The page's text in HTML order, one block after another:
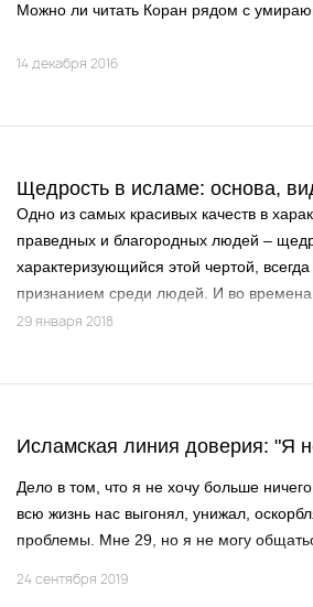
Можно ли читать Коран рядом с
14 декабря 2016
Щедрость в исламе: основа,
Одно из самых красивых качеств в
праведных и благородных людей –
характеризующийся этой чертой,
признанием среди людей. И во
Ислама щедрые люди становились
29 января 2018
Исламская линия доверия: "Я
Дело в том, что я не хочу больше
всю жизнь нас выгонял, унижал,
проблемы. Мне 29, но я не могу
24 сентября 2019